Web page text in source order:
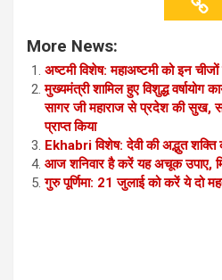
More News:
अष्टमी विशेष: महाअष्टमी को इन
मुख्यमंत्री शामिल हुए विशुद्ध वर्षायोग
सागर जी महाराज से प्रदेश की सुख,
प्राप्त किया
Ekhabri विशेष: देवी की अद्भुत शक्ति
आज शनिवार है करें यह अचूक उपाए,
गुरु पूर्णिमा: 21 जुलाई को करें ये दो